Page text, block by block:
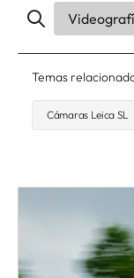
Temas
Cámaras Leica SL